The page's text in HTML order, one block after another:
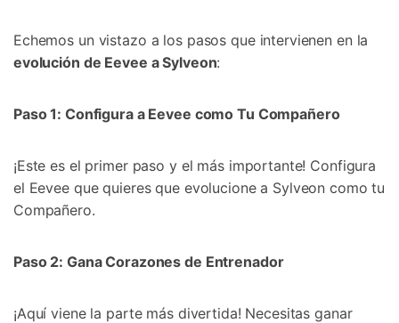
Echemos un vistazo a los pasos que intervienen en la
evolución de Eevee a Sylveon:󠀲󠀡󠀨󠀠󠀢󠀣󠀣󠀧󠀩󠀳
Paso 1: Configura a Eevee como Tu Compañero
¡Este es el primer paso y el más importante!󠀲󠀡󠀨󠀠󠀢󠀣󠀣󠀨󠀡󠀳󠀰 Configura
el Eevee que quieres que evolucione a Sylveon como tu
Compañero.󠀲󠀡󠀨󠀠󠀢󠀣󠀣󠀨󠀢󠀳
Paso 2: Gana Corazones de Entrenador
¡Aquí viene la parte más divertida!󠀲󠀡󠀨󠀠󠀢󠀣󠀣󠀨󠀤󠀳󠀰 Necesitas ganar